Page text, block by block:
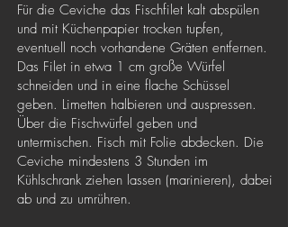
Für die Ceviche das Fischfilet kalt abspülen
und mit Küchenpapier trocken tupfen,
eventuell noch vorhandene Gräten entfernen.
Das Filet in etwa 1 cm große Würfel
schneiden und in eine flache Schüssel
geben. Limetten halbieren und auspressen.
Über die Fischwürfel geben und
untermischen. Fisch mit Folie abdecken. Die
Ceviche mindestens 3 Stunden im
Kühlschrank ziehen lassen (marinieren), dabei
ab und zu umrühren.